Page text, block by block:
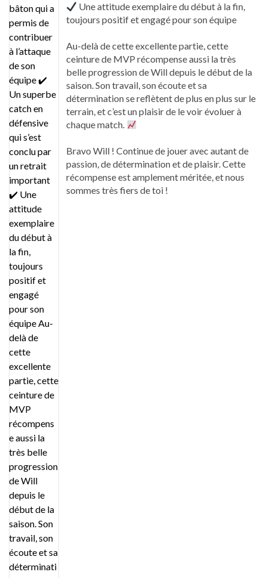
Une attitude exemplaire du début à la fin,
toujours positif et engagé pour son équipe
Au-delà de cette excellente partie, cette
ceinture de MVP récompense aussi la très
belle progression de Will depuis le début de la
saison. Son travail, son écoute et sa
détermination se reflètent de plus en plus sur le
terrain, et c’est un plaisir de le voir évoluer à
chaque match.
Bravo Will ! Continue de jouer avec autant de
passion, de détermination et de plaisir. Cette
récompense est amplement méritée, et nous
sommes très fiers de toi !